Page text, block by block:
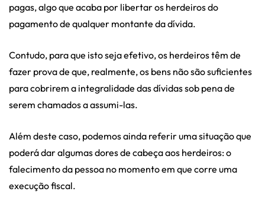
pagas, algo que acaba por libertar os herdeiros do
pagamento de qualquer montante da dívida.
Contudo, para que isto seja efetivo, os herdeiros têm de
fazer prova de que, realmente, os bens não são suficientes
para cobrirem a integralidade das dívidas sob pena de
serem chamados a assumi-las.
Além deste caso, podemos ainda referir uma situação que
poderá dar algumas dores de cabeça aos herdeiros: o
falecimento da pessoa no momento em que corre uma
execução fiscal.